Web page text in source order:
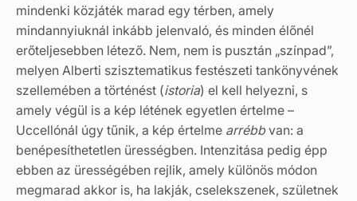
mindenki közjáték marad egy térben, amely
mindannyiuknál inkább jelenvaló, és minden élőnél
erőteljesebben létező. Nem, nem is pusztán „színpad”,
melyen Alberti szisztematikus festészeti tankönyvének
szellemében a történést (istoria) el kell helyezni, s
amely végül is a kép létének egyetlen értelme –
Uccellónál úgy tűnik, a kép értelme arrébb van: a
benépesíthetetlen ürességben. Intenzitása pedig épp
ebben az ürességében rejlik, amely különös módon
megmarad akkor is, ha lakják, cselekszenek, születnek